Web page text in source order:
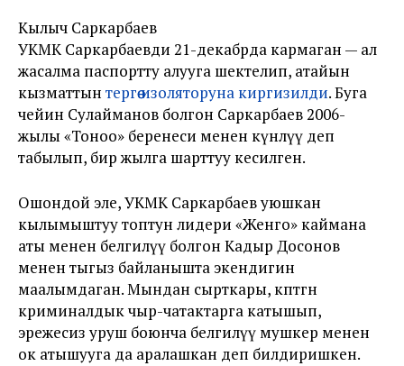
Кылыч Саркарбаев
УКМК Саркарбаевди 21-декабрда кармаган — ал
жасалма паспортту алууга шектелип, атайын
кызматтын тергөө изоляторуна киргизилди. Буга
чейин Сулайманов болгон Саркарбаев 2006-
жылы «Тоноо» беренеси менен күнөөлүү деп
табылып, бир жылга шарттуу кесилген.
Ошондой эле, УКМК Саркарбаев уюшкан
кылымыштуу топтун лидери «Женго» каймана
аты менен белгилүү болгон Кадыр Досонов
менен тыгыз байланышта экендигин
маалымдаган. Мындан сырткары, көптөгөн
криминалдык чыр-чатактарга катышып,
эрежесиз уруш боюнча белгилүү мушкер менен
ок атышууга да аралашкан деп билдиришкен.